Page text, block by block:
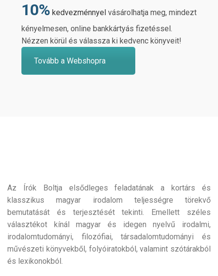
10% kedvezménnyel vásárolhatja meg, mindezt
kényelmesen, online bankkártyás fizetéssel.
Nézzen körül és válassza ki kedvenc könyveit!
Tovább a Webshopra
Az Írók Boltja elsődleges feladatának a kortárs és
klasszikus magyar irodalom teljességre törekvő
bemutatását és terjesztését tekinti. Emellett széles
választékot kínál magyar és idegen nyelvű irodalmi,
irodalomtudományi, filozófiai, társadalomtudományi és
művészeti könyvekből, folyóiratokból, valamint szótárakból
és lexikonokból.